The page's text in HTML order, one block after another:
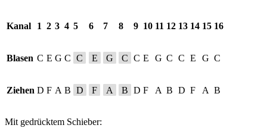
Kanal 1 2 3 4 5 6 7 8 9 10 11 12 13 14 15 16
Blasen C E G C C E G C C E G C C E G C
Ziehen D F A B D F A B D F A B D F A B
Mit gedrücktem Schieber: